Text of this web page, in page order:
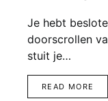
Je hebt
doorscrollen
stuit je…
READ MORE